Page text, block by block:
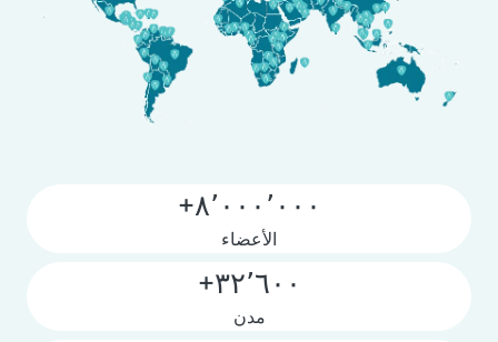
٨٬٠٠٠٬٠٠٠+
الأعضاء
٣٢٬٦٠٠+
مدن